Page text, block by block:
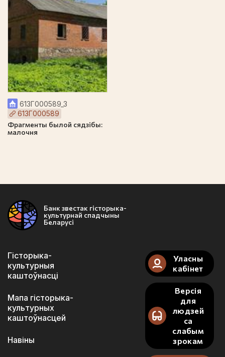
613Г000589_3
613Г000589
Фрагменты былой сядзібы:
малочня
Банк звестак гісторыка-
культурнай спадчыны
Беларусі
Гісторыка-
культурныя
каштоўнасці
Мапа гісторыка-
культурных
каштоўнасцей
Навіны
Уласны
кабінет
Версія
для
людзей
са
слабым
зрокам